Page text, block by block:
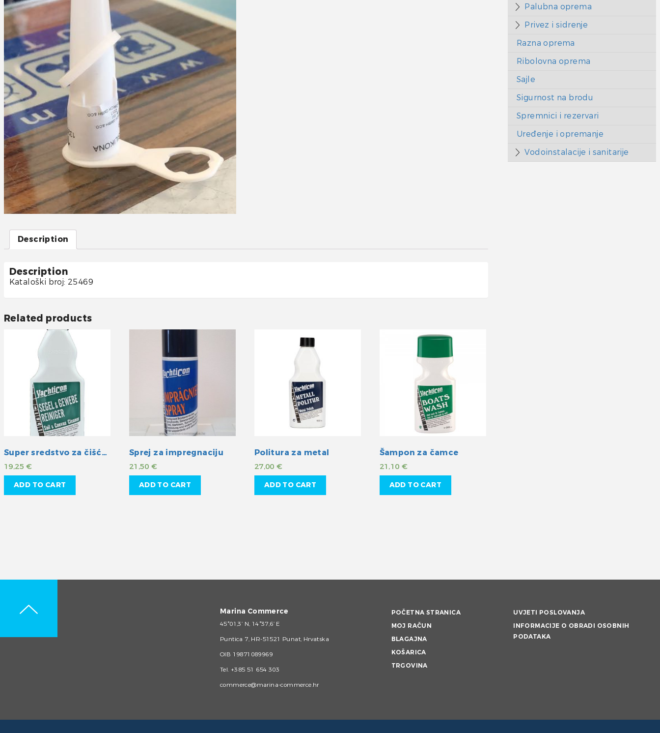
Description
Description
Kataloški broj: 25469
Related products
Super sredstvo za čišćenje jedara i platna
19,25€
ADD TO CART
Sprej za impregnaciju
21,50€
ADD TO CART
Politura za metal
27,00€
ADD TO CART
Šampon za čamce
21,10 €
ADD TO CART
Palubna oprema
Privez i sidrenje
Razna oprema
Ribolovna oprema
Sajle
Sigurnost na brodu
Spremnici i rezervari
Uređenje i opremanje
Vodoinstalacije i sanitarije
Marina Commerce
45°01,3’ N, 14°37,6’ E
Puntica 7, HR-51521 Punat, Hrvatska
OIB 19871089969
Tel. +385 51 654 303
commerce@marina-commerce.hr
POČETNA STRANICA
MOJ RAČUN
BLAGAJNA
KOŠARICA
TRGOVINA
UVJETI POSLOVANJA
INFORMACIJE O OBRADI OSOBNIH
PODATAKA